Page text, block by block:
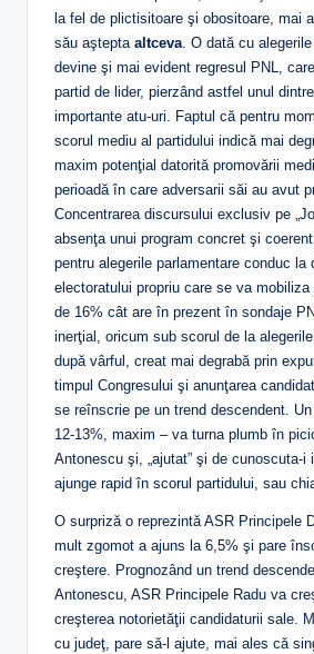
la fel de plictisitoare şi obositoare, mai
său aştepta altceva. O dată cu
devine şi mai evident regresul PNL,
partid de lider, pierzând astfel unul
importante atu-uri. Faptul că pentru
scorul mediu al partidului indică mai
maxim potenţial datorită promovării
perioadă în care adversarii săi au avut
Concentrarea discursului exclusiv pe
absenţa unui program concret şi
pentru alegerile parlamentare conduc la
electoratului propriu care se va mobiliza
de 16% cât are în prezent în sondaje
inerţial, oricum sub scorul de la
după vârful, creat mai degrabă prin
timpul Congresului şi anunţarea
se reînscrie pe un trend descendent.
12-13%, maxim – va turna plumb în
Antonescu şi, „ajutat” şi de cunoscuta-i
ajunge rapid în scorul partidului, sau
O surpriză o reprezintă ASR Principele
mult zgomot a ajuns la 6,5% şi pare
creştere. Prognozând un trend
Antonescu, ASR Principele Radu va
creşterea notorietăţii candidaturii sale.
cu judeţ, pare să-l ajute, mai ales că